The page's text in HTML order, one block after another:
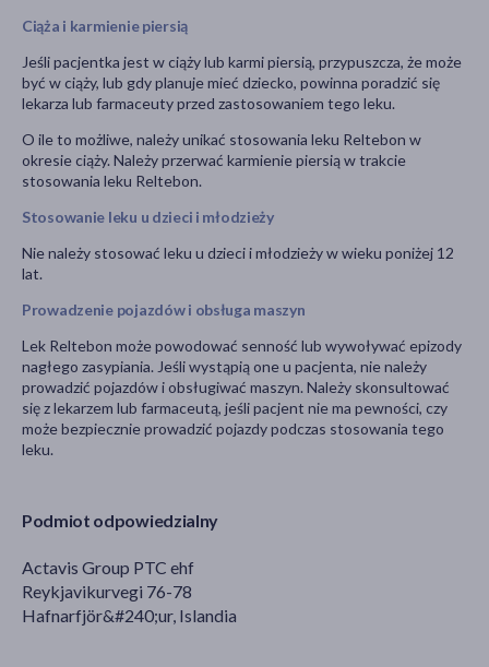
Podmiot odpowiedzialny
Actavis Group PTC ehf
Reykjavikurvegi 76-78
Hafnarfjör&#240;ur, Islandia
Ciąża i karmienie piersią
Jeśli pacjentka jest w ciąży lub karmi piersią, przypuszcza, że może
być w ciąży, lub gdy planuje mieć dziecko, powinna poradzić się
lekarza lub farmaceuty przed zastosowaniem tego leku.
O ile to możliwe, należy unikać stosowania leku Reltebon w
okresie ciąży. Należy przerwać karmienie piersią w trakcie
stosowania leku Reltebon.
Stosowanie leku u dzieci i młodzieży
Nie należy stosować leku u dzieci i młodzieży w wieku poniżej 12
lat.
Prowadzenie pojazdów i obsługa maszyn
Lek Reltebon może powodować senność lub wywoływać epizody
nagłego zasypiania. Jeśli wystąpią one u pacjenta, nie należy
prowadzić pojazdów i obsługiwać maszyn. Należy skonsultować
się z lekarzem lub farmaceutą, jeśli pacjent nie ma pewności, czy
może bezpiecznie prowadzić pojazdy podczas stosowania tego
leku.